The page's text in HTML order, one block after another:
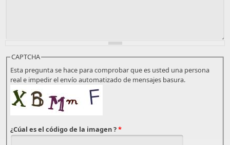
CAPTCHA
Esta pregunta se hace para comprobar que es usted una persona
real e impedir el envío automatizado de mensajes basura.
¿Cúal es el código de la imagen ?*